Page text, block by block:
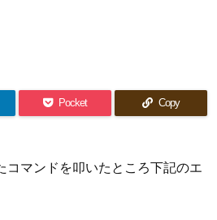
Pocket Copy
マンドを叩いたところ下記のエ